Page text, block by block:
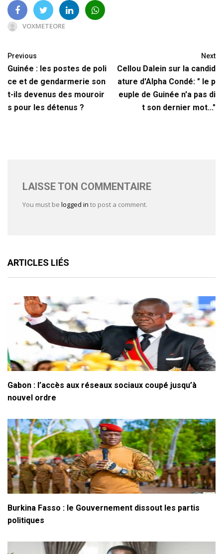
VOXMETEORE
Previous
Guinée : les postes de poli
ce et de gendarmerie son
t-ils devenus des mouroir
s pour les détenus ?
Next
Cellou Dalein sur la candid
ature d'Alpha Condé: " le p
euple de Guinée n'a pas di
t son dernier mot..."
LAISSE TON COMMENTAIRE
You must be logged in to post a comment.
ARTICLES LIÉS
Gabon : l’accès aux réseaux sociaux coupé jusqu’à
nouvel ordre
Burkina Fasso : le Gouvernement dissout les partis
politiques